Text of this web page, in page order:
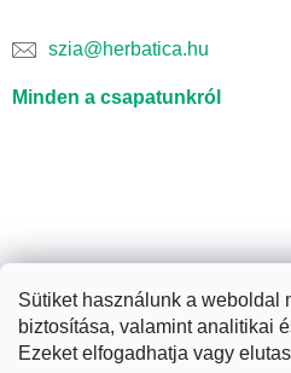
Sütiket használunk a weboldal
biztosítása, valamint analitikai
Ezeket elfogadhatja vagy
szia@herbatica.hu
Minden a csapatunkról
Shoptet